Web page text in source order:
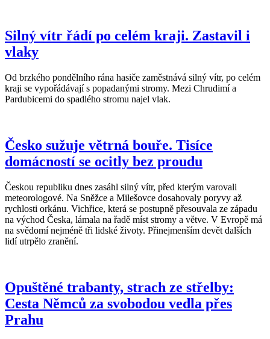
Silný vítr řádí po celém kraji. Zastavil i
vlaky
Od brzkého pondělního rána hasiče zaměstnává silný vítr, po celém
kraji se vypořádávají s popadanými stromy. Mezi Chrudimí a
Pardubicemi do spadlého stromu najel vlak.
Česko sužuje větrná bouře. Tisíce
domácností se ocitly bez proudu
Českou republiku dnes zasáhl silný vítr, před kterým varovali
meteorologové. Na Sněžce a Milešovce dosahovaly poryvy až
rychlosti orkánu. Vichřice, která se postupně přesouvala ze západu
na východ Česka, lámala na řadě míst stromy a větve. V Evropě má
na svědomí nejméně tři lidské životy. Přinejmenším devět dalších
lidí utrpělo zranění.
Opuštěné trabanty, strach ze střelby:
Cesta Němců za svobodou vedla přes
Prahu